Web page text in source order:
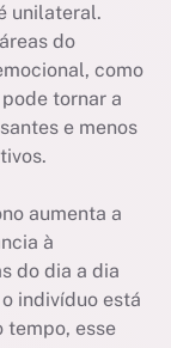
unilateral.
do
como
tornar a
e menos
aumenta a
à
do dia a dia
indivíduo está
tempo, esse